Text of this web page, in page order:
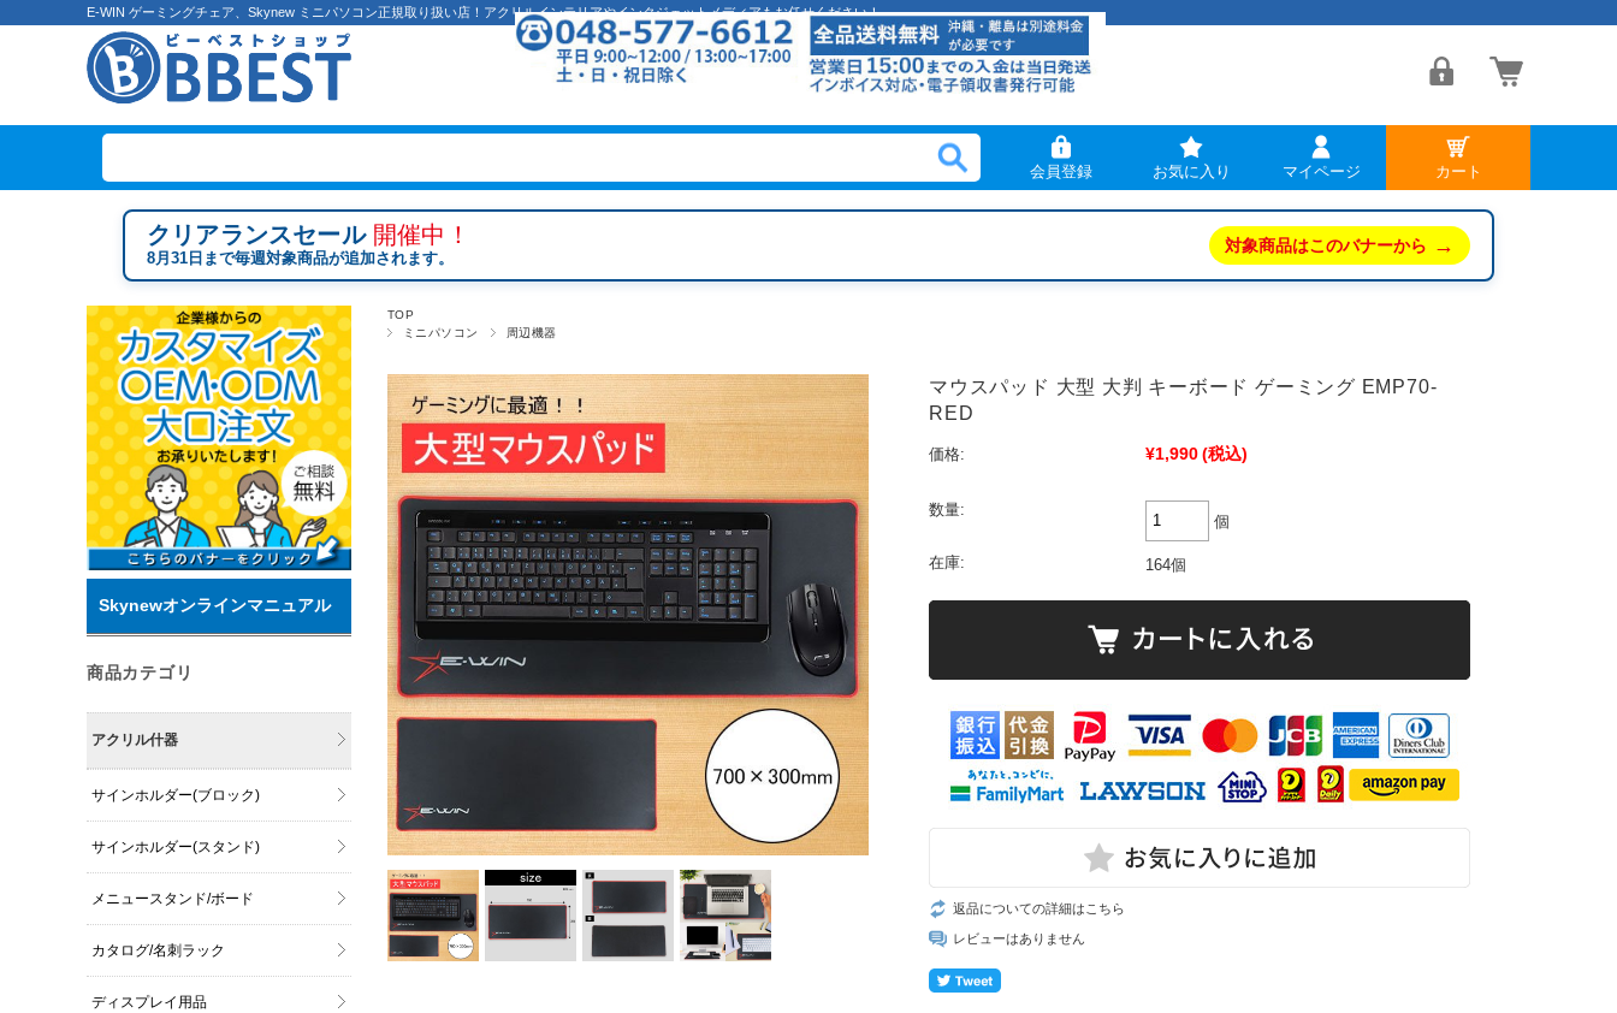
E-WIN ゲーミングチェア、Skynew ミニパソコン正規取り扱い店！アクリルインテリアやインクジェットメディアもお任せください！
会員登録 お気に入り マイページ カート
クリアランスセール 開催中！
8月31日まで毎週対象商品が追加されます。
対象商品はこのバナーから →
TOP
ミニパソコン
周辺機器
マウスパッド 大型 大判 キーボード ゲーミング EMP70-
RED
価格: ¥1,990(税込)
数量:
個
在庫: 164個
返品についての詳細はこちら
レビューはありません
Skynewオンラインマニュアル
商品カテゴリ
アクリル什器
サインホルダー(ブロック)
サインホルダー(スタンド)
メニュースタンド/ボード
カタログ/名刺ラック
ディスプレイ用品